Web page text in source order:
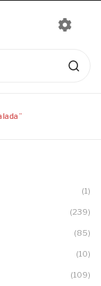
(1)
(239)
(85)
(10)
(109)